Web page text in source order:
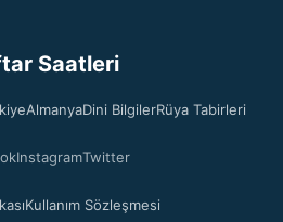
Saatleri
AlmanyaDini BilgilerRüya Tabirleri
InstagramTwitter
Kullanım Sözleşmesi